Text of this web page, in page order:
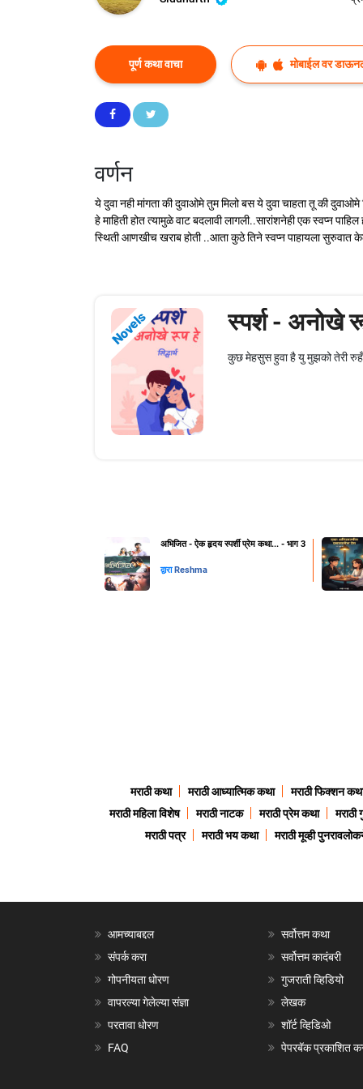
पूर्ण कथा वाचा मोबाईल वर
वर्णन
ये दुवा नही मांगता की दुवाओमे तुम मिलो बस ये दुवा चाहता तू की
हे माहिती होत त्यामुळे वाट बदलावी लागली..सारांशनेही एक स्वप्न
स्थिती आणखीच खराब होती ..आता कुठे तिने स्वप्न पाहायला सुरुवात
Novels स्पर्श - अनोखे
कुछ मेहसुस हुवा है यु मुझको तेरी रुहँ
अभिजित - ऐक हृदय स्पर्शी प्रेम कथा... - भाग 3
द्वारा Reshma
मराठी कथा मराठी आध्यात्मिक कथा
मराठी फिक्शन
मराठी महिला विशेष
मराठी नाटक मराठी प्रेम कथा
मराठी पत्र
मराठी भय कथा मराठी मूव्ही
आमच्याबद्दल
संपर्क करा
गोपनीयता धोरण
वापरल्या गेलेल्या संज्ञा
परतावा धोरण
FAQ
सर्वोत्तम कथा
सर्वोत्तम कादंबरी
गुजराती व्हिडियो
लेखक
शॉर्ट व्हिडिओ
पेपरबॅक प्रकाशित